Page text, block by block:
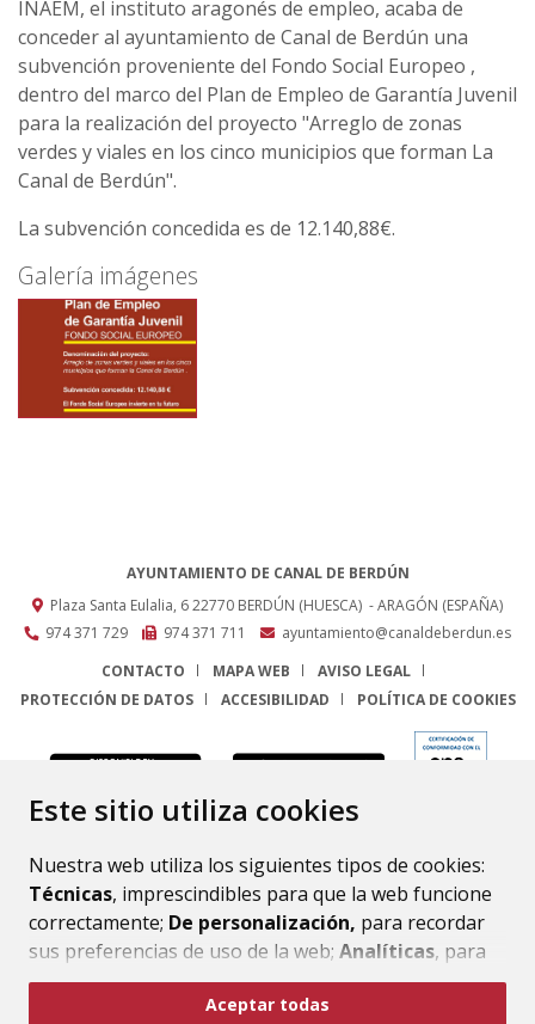
Este sitio utiliza cookies
Nuestra web utiliza los siguientes tipos de cookies:
Técnicas, imprescindibles para que la web funcione
correctamente; De personalización, para recordar
sus preferencias de uso de la web; Analíticas, para
mejorar el funcionamiento de la web y sus servicios.
Aceptar todas
INAEM, el instituto aragonés de empleo, acaba de
conceder al ayuntamiento de Canal de Berdún una
subvención proveniente del Fondo Social Europeo ,
dentro del marco del Plan de Empleo de Garantía Juvenil
para la realización del proyecto "Arreglo de zonas
verdes y viales en los cinco municipios que forman La
Canal de Berdún".
La subvención concedida es de 12.140,88€.
Galería imágenes
AYUNTAMIENTO DE CANAL DE BERDÚN
Plaza Santa Eulalia, 622770 BERDÚN (HUESCA) - ARAGÓN (ESPAÑA)
974 371 729
974 371 711
ayuntamiento@canaldeberdun.es
CONTACTO
MAPA WEB
AVISO LEGAL
PROTECCIÓN DE DATOS
ACCESIBILIDAD POLÍTICA DE COOKIES